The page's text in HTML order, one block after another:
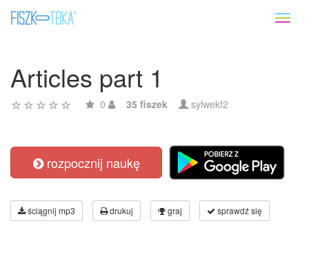
Articles part 1
0 35 fiszek sylwekf2
rozpocznij naukę
ściągnij mp3 drukuj graj sprawdź się